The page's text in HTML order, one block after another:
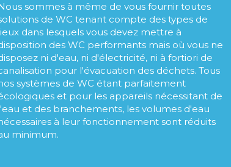
sommes à même de vous fournir toutes
de WC tenant compte des types de
dans lesquels vous devez mettre à
des WC performants mais où vous ne
ni d'eau, ni d'électricité, ni à fortiori de
pour l'évacuation des déchets. Tous
systèmes de WC étant parfaitement
et pour les appareils nécessitant de
et des branchements, les volumes d'eau
à leur fonctionnement sont réduits
minimum.